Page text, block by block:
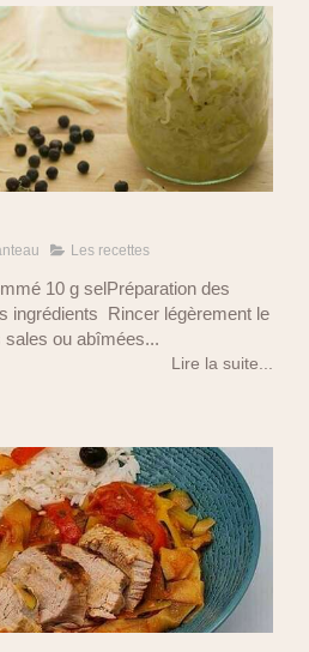
Les recettes
10 g selPréparation des
ingrédients Rincer légèrement le
sales ou abîmées...
Lire la suite...